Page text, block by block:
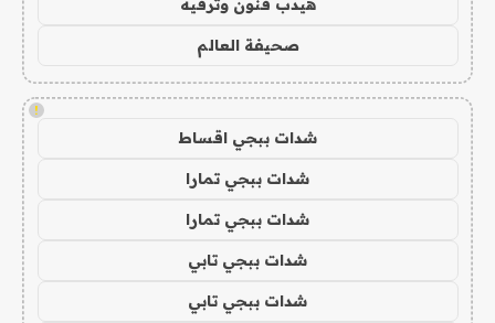
هيدب فنون وترفيه
صحيفة العالم
!
شدات ببجي اقساط
شدات ببجي تمارا
شدات ببجي تمارا
شدات ببجي تابي
شدات ببجي تابي